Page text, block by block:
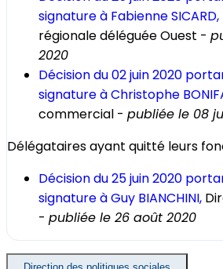
signature à Fabienne SICARD,
régionale déléguée Ouest -
2020
Décision du 02 juin 2020
signature à Christophe
commercial - publiée le 08
Délégataires ayant quitté leurs
Décision du 25 juin 2020
signature à Guy BIANCHINI,
- publiée le 26 août 2020